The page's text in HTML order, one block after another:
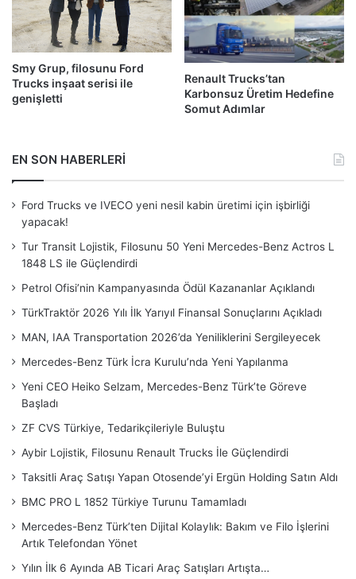
Smy Grup, filosunu Ford
Trucks inşaat serisi ile
genişletti
Renault Trucks’tan
Karbonsuz Üretim Hedefine
Somut Adımlar
EN SON HABERLERİ
Ford Trucks ve IVECO yeni nesil kabin üretimi için işbirliği
yapacak!
Tur Transit Lojistik, Filosunu 50 Yeni Mercedes-Benz Actros L
1848 LS ile Güçlendirdi
Petrol Ofisi’nin Kampanyasında Ödül Kazananlar Açıklandı
TürkTraktör 2026 Yılı İlk Yarıyıl Finansal Sonuçlarını Açıkladı
MAN, IAA Transportation 2026’da Yeniliklerini Sergileyecek
Mercedes-Benz Türk İcra Kurulu’nda Yeni Yapılanma
Yeni CEO Heiko Selzam, Mercedes-Benz Türk’te Göreve
Başladı
ZF CVS Türkiye, Tedarikçileriyle Buluştu
Aybir Lojistik, Filosunu Renault Trucks İle Güçlendirdi
Taksitli Araç Satışı Yapan Otosende’yi Ergün Holding Satın Aldı
BMC PRO L 1852 Türkiye Turunu Tamamladı
Mercedes-Benz Türk’ten Dijital Kolaylık: Bakım ve Filo İşlerini
Artık Telefondan Yönet
Yılın İlk 6 Ayında AB Ticari Araç Satışları Artışta…